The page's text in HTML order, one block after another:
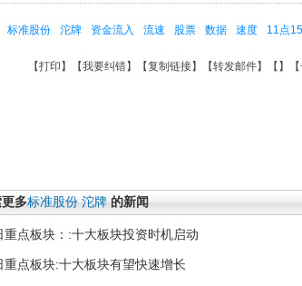
标准股份 沱牌 资金流入 流速 股票 数据 速度 11点
【打印 】【我要纠错】【复制链接】【转发邮件】【 】
多标准股份 沱牌 的新闻
重点板块：:十大板块投资时机启动
重点板块:十大板块有望快速增长